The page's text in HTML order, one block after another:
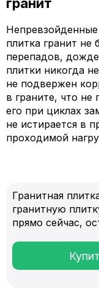
Непревзойденные
плитка гранит не
перепадов,
плитки никогда
не подвержен
в граните, что не
его при циклах
не истирается в
проходимой
Гранитная
гранитную
прямо сейчас,